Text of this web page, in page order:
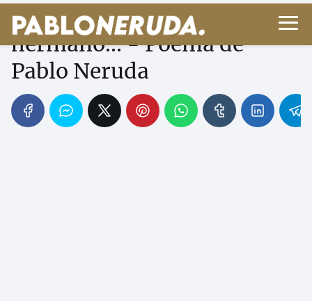
Sube a nacer conmigo,
hermano... - Poema de
Pablo Neruda